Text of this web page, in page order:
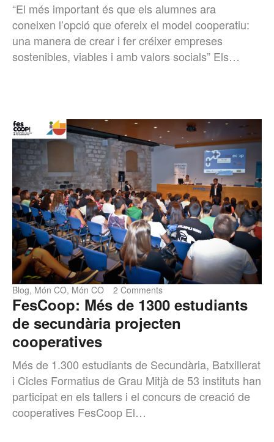
“El més important és que els alumnes ara
coneixen l’opció que ofereix el model cooperatiu:
una manera de crear i fer créixer empreses
sostenibles, viables i amb valors socials” Els…
FesCoop: Més de 1300 estudiants
de secundària projecten
cooperatives
Blog, Món CO, Món CO 2 Comments
Més de 1.300 estudiants de Secundària, Batxillerat
i Cicles Formatius de Grau Mitjà de 53 instituts han
participat en els tallers i el concurs de creació de
cooperatives FesCoop El…